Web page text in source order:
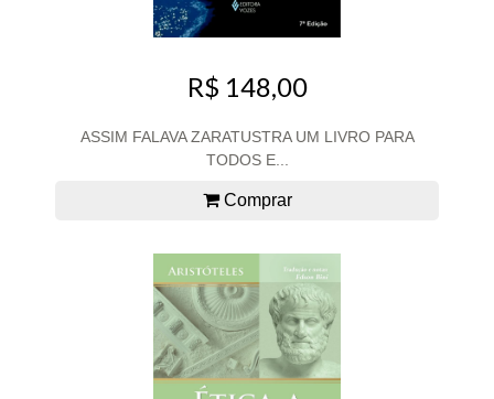
R$ 148,00
ASSIM FALAVA ZARATUSTRA UM LIVRO PARA
TODOS E...
Comprar